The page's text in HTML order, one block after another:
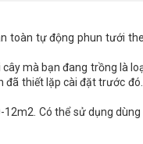
toàn tự động phun tưới
mà bạn đang trồng là
thiết lặp cài đặt trước
Có thể sử dụng